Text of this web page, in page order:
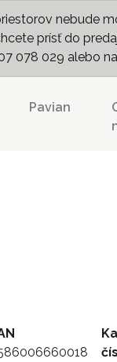
prísť do
078 029 alebo
Pavian